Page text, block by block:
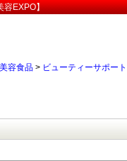
容EXPO】
美容食品 > ビューティーサポー